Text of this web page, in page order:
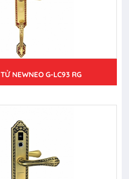
NEWNEO G-LC93 RG